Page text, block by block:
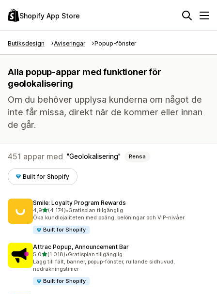
Shopify App Store
Butiksdesign Aviseringar Popup-fönster
Alla popup-appar med funktioner för
geolokalisering
Om du behöver upplysa kunderna om något de
inte får missa, direkt när de kommer eller innan
de går.
451 appar med Geolokalisering Rensa
Built for Shopify
Smile: Loyalty Program Rewards
4,9av 5 stjärnor
(4 174)
4174 recensioner totalt
•Gratisplan tillgänglig
Öka kundlojaliteten med poäng, belöningar och VIP-nivåer
Built for Shopify
Attrac Popup, Announcement Bar
5,0av 5 stjärnor
(1 018)
1018 recensioner totalt
•Gratisplan tillgänglig
Lägg till fält, banner, popup-fönster, rullande sidhuvud,
nedräkningstimer
Built for Shopify